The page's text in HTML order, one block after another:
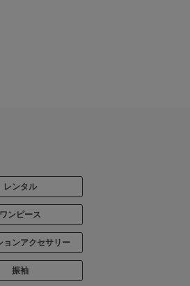
レンタル
ワンピース
ョンアクセサリー
振袖